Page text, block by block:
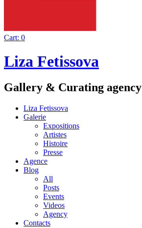
Cart: 0
Liza Fetissova
Gallery & Curating agency
Liza Fetissova
Galerie
Expositions
Artistes
Histoire
Presse
Agence
Blog
All
Posts
Events
Videos
Agency
Contacts